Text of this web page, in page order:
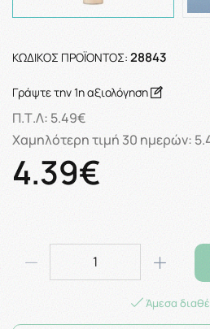
ΚΩΔΙΚΌΣ ΠΡΟΪΌΝΤΟΣ: 28843
Γράψτε την 1η αξιολόγηση
Π.Τ.Λ: 5.49€
Χαμηλότερη τιμή 30 ημερών:
4.39€
Άμεσα